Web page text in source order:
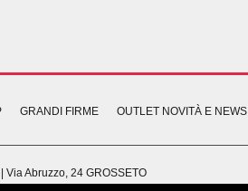
GRANDI FIRME OUTLET NOVITÀ E NEWS
Via Abruzzo, 24 GROSSETO